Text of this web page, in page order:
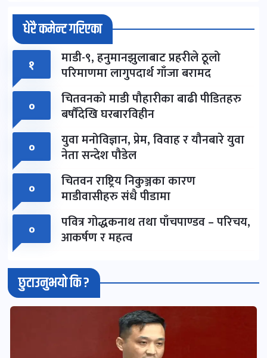
धेरै कमेन्ट गरिएका
१ माडी-९, हनुमानझुलाबाट प्रहरीले ठूलो
परिमाणमा लागुपदार्थ गाँजा बरामद
०
चितवनको माडी पौहारीका बाढी पीडितहरु
बर्षौंदेखि घरबारविहीन
०
युवा मनोविज्ञान, प्रेम, विवाह र यौनबारे युवा
नेता सन्देश पौडेल
०
चितवन राष्ट्रिय निकुञ्जका कारण
माडीवासीहरु संधै पीडामा
०
पवित्र गोद्धकनाथ तथा पाँचपाण्डव – परिचय,
आकर्षण र महत्व
छुटाउनुभयो कि ?